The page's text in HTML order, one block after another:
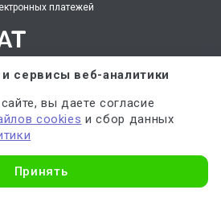
платежей
оказания услуг, могут
дополнительного инструмента для
сбора информации и источников,
сервисы веб-аналитики
вы даете согласие
cookies и сбор данных
Принять